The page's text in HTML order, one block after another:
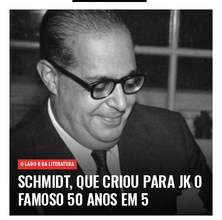
O LADO B DA LITERATURA
SCHMIDT, QUE CRIOU PARA JK O
FAMOSO 50 ANOS EM 5